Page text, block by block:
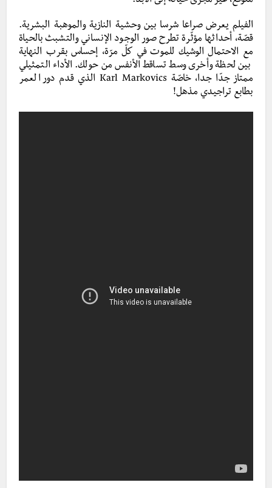
الفيلم يعرض صراعا شرسا بين وحشية النازية والموهبة البشرية.
قصّة، أحداثها مؤثّرة تطرح صور الوجود الإنساني والتشبث بالحياة
مع الاحتمال الوشيك للموت في كلّ مرّة، إحساس بقرب النهاية
بين لحظة وأخرى وسط تساقط الأنفس من حولك. الأداء التمثيلي
ممتاز جدّا جدا، خاصّة Karl Markovics الذي قدم دور العمر
بطابع تراجيدي مذهل!